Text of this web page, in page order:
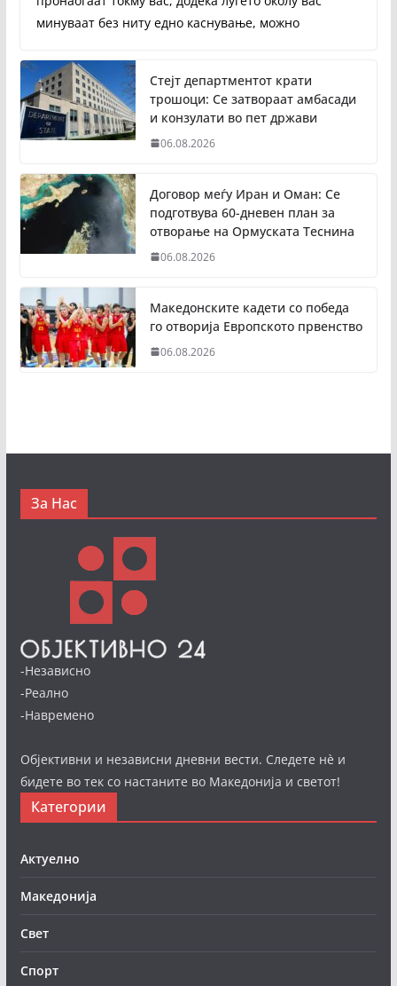
минуваат без ниту едно каснување, можно
Стејт департментот крати
трошоци: Се затвораат амбасади
и конзулати во пет држави
06.08.2026
Договор меѓу Иран и Оман: Се
подготвува 60-дневен план за
отворање на Ормуската Теснина
06.08.2026
Македонските кадети со победа
го отворија Европското првенство
06.08.2026
За Нас
-Независно
-Реално
-Навремено
Објективни и независни дневни вести. Следете нè и
бидете во тек со настаните во Македонија и светот!
Категории
Актуелно
Македонија
Свет
Спорт